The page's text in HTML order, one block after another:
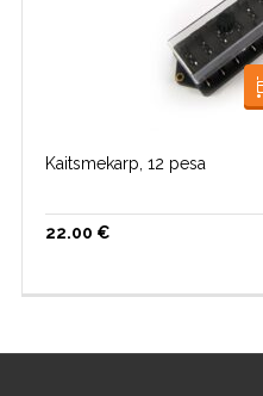
Kaitsmekarp, 12 pesa
22.00 €